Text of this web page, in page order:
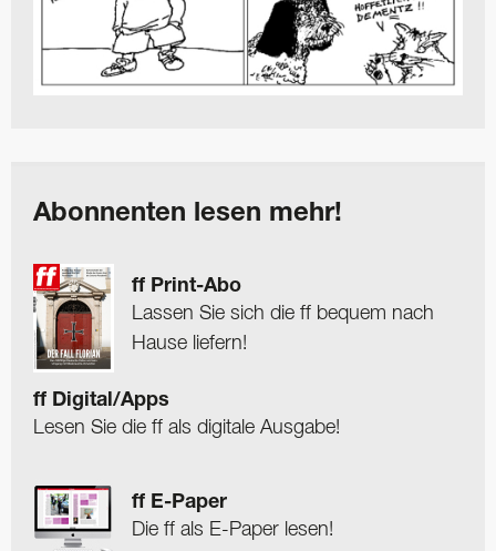
Abonnenten lesen mehr!
ff Print-Abo
Lassen Sie sich die ff bequem nach
Hause liefern!
ff Digital/Apps
Lesen Sie die ff als digitale Ausgabe!
ff E-Paper
Die ff als E-Paper lesen!